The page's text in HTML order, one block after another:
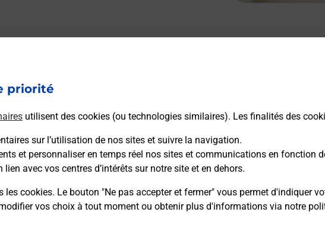
priorité
utilisent des cookies (ou technologies similaires). Les finalités des
sur l’utilisation de nos sites et suivre la navigation.
et personnaliser en temps réel nos sites et communications en fonction
avec vos centres d’intérêts sur notre site et en dehors.
cookies. Le bouton "Ne pas accepter et fermer" vous permet d'indiquer
vos choix à tout moment ou obtenir plus d'informations via notre
79 Cours Du Marechal Foch
Podensac